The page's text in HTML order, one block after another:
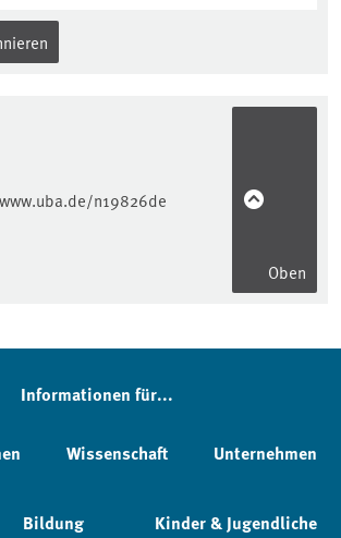
n19826de
Oben
Informationen für...
Wissenschaft Unternehmen
Bildung Kinder & Jugendliche